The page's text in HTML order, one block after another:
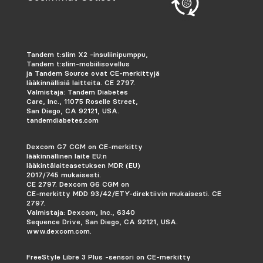
Tandem t:slim X2 -insuliinipumppu,
Tandem t:slim-mobiilisovellus
ja Tandem Source ovat CE-merkittyjä
lääkinnällisiä laitteita. CE 2797.
Valmistaja: Tandem Diabetes
Care, Inc., 11075 Roselle Street,
San Diego, CA 92121, USA.
tandemdiabetes.com
Dexcom G7 CGM on CE-merkitty
lääkinnällinen laite EU:n
lääkintälaiteasetuksen MDR (EU)
2017/745 mukaisesti.
CE 2797. Dexcom G6 CGM on
CE-merkitty MDD 93/42/ETY-direktiivin mukaisesti. CE
2797.
Valmistaja: Dexcom, Inc., 6340
Sequence Drive, San Diego, CA 92121, USA.
www.dexcom.com.
FreeStyle Libre 3 Plus -sensori on CE-merkitty